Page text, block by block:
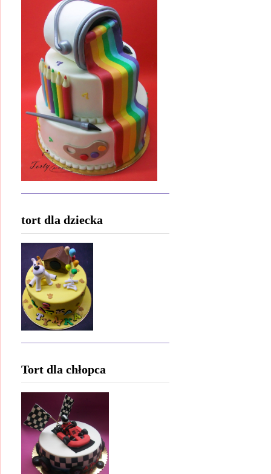
tort dla dziecka
Tort dla chłopca